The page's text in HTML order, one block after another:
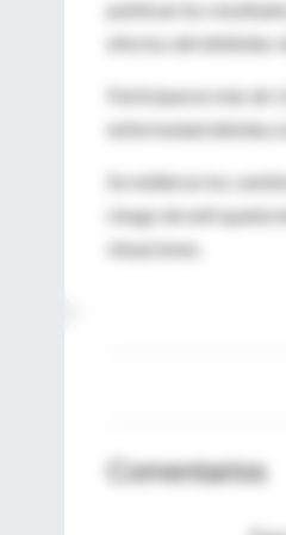
publican los
efectos del inhibidor
Participaron más de
enfermedad debida a
Se midieron los
riesgo de nefropatía
situaciones.
Comentarios